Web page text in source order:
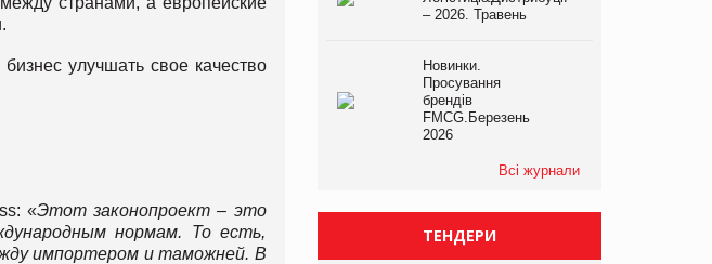
улучшать свое качество
«Этот законопроект – это
нормам. То есть,
импортером и таможней. В
– 2026. Травень
Новинки.
Просування
брендів
FMCG.Березень
2026
Всі журнали
ТЕНДЕРИ